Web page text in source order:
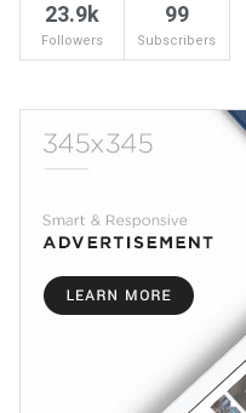
23.9k
Followers
99
Subscribers